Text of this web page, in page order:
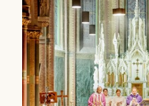
The community in Leuven
facilities for brothers from
provinces and housing for
Lees Meer